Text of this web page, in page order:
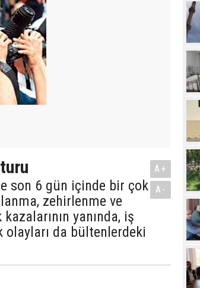
son 6 gün içinde bir çok
zehirlenme ve
yanında, iş
olayları da bültenlerdeki
A+
A-